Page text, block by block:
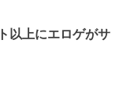
以上にエロゲがサ